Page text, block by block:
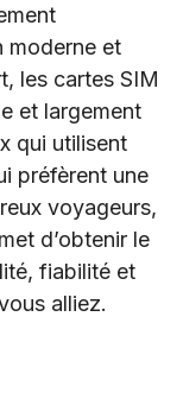
moderne et
les cartes SIM
et largement
qui utilisent
préfèrent une
voyageurs,
d’obtenir le
fiabilité et
alliez.